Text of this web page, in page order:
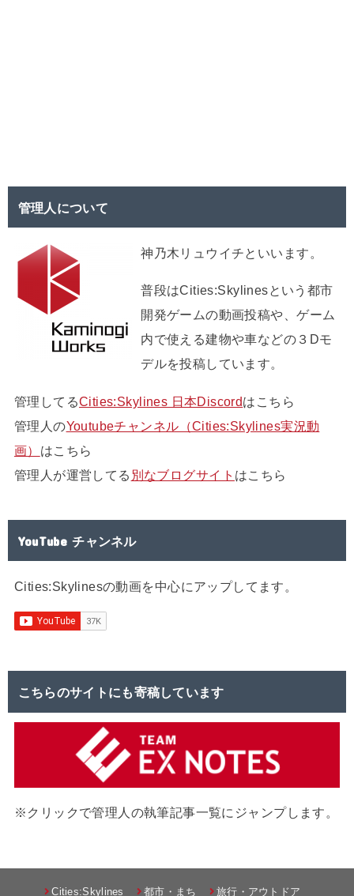
管理人について
神乃木リュウイチといいます。
普段はCities:Skylinesという都市
開発ゲームの動画投稿や、ゲーム
内で使える建物や車などの３Dモ
デルを投稿しています。
管理してるCities:Skylines 日本Discordはこちら
管理人のYoutubeチャンネル（Cities:Skylines実況動
画） はこちら
管理人が運営してる 別なブログサイト はこちら
YouTube チャンネル
Cities:Skylinesの動画を中心にアップしてます。
こちらのサイトにも寄稿しています
※クリックで管理人の執筆記事一覧にジャンプします。
Cities:Skylines 都市・まち 旅行・アウトドア